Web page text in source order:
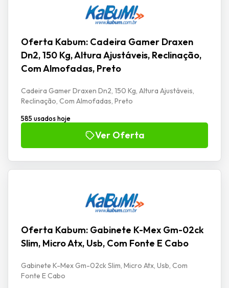
Oferta Kabum: Cadeira Gamer Draxen
Dn2, 150 Kg, Altura Ajustáveis, Reclinação,
Com Almofadas, Preto
Cadeira Gamer Draxen Dn2, 150 Kg, Altura Ajustáveis,
Reclinação, Com Almofadas, Preto
585 usados hoje
Ver Oferta
Oferta Kabum: Gabinete K-Mex Gm-02ck
Slim, Micro Atx, Usb, Com Fonte E Cabo
Gabinete K-Mex Gm-02ck Slim, Micro Atx, Usb, Com
Fonte E Cabo